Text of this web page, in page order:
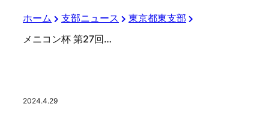
ホーム 支部ニュース
東京都東支部
メニコン杯 第27回 日本少年野球 関東ボーイズリーグ大会 前期日程最終日の結果
2024.4.29